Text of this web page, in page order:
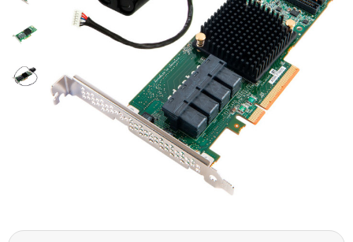
Жорсткі диски та SSD
NVMe диски
Відеокарти